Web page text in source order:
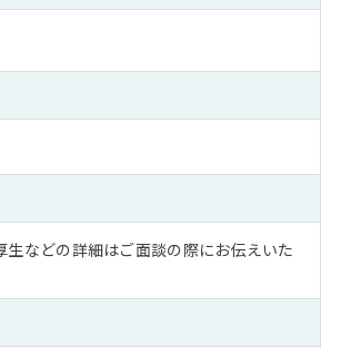
生などの詳細はご面談の際にお伝えいた